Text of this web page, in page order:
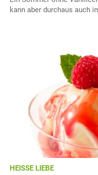
kann aber durchaus auch
HEISSE LIEBE